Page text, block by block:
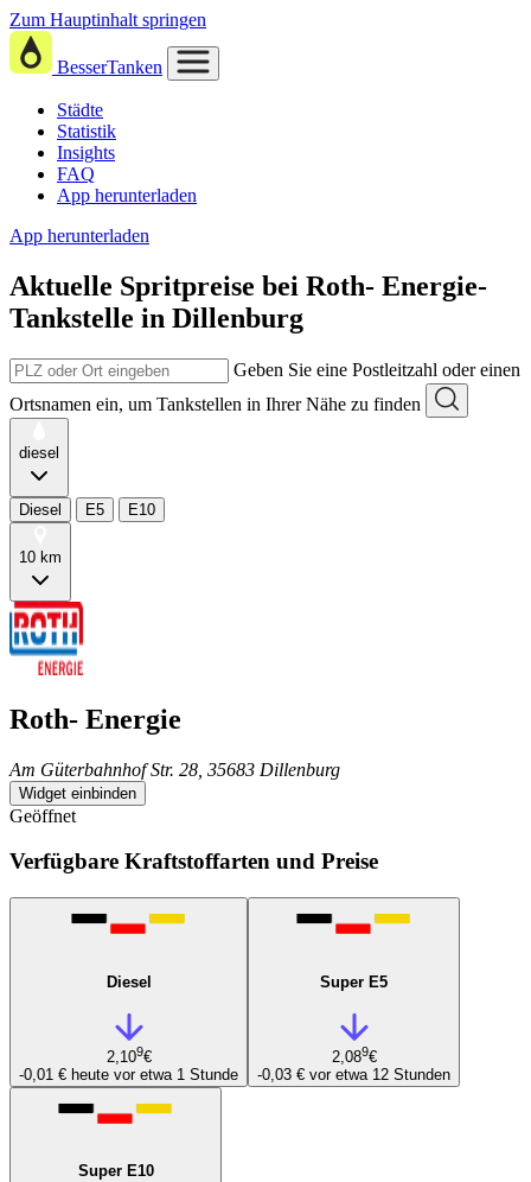
Zum Hauptinhalt springen
BesserTanken
Städte
Statistik
Insights
FAQ
App herunterladen
App herunterladen
Aktuelle Spritpreise bei Roth- Energie-
Tankstelle in Dillenburg
Geben Sie eine Postleitzahl oder einen
Ortsnamen ein, um Tankstellen in Ihrer Nähe zu finden
diesel
Diesel E5 E10
10 km
Roth- Energie
Am Güterbahnhof Str. 28, 35683 Dillenburg
Widget einbinden
Geöffnet
Verfügbare Kraftstoffarten und Preise
Diesel
2,109€
-0,01 € heute vor etwa 1 Stunde
Super E5
2,089€
-0,03 € vor etwa 12 Stunden
Super E10